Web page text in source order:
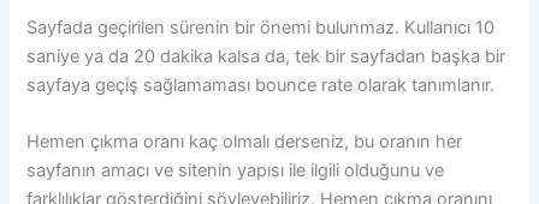
Sayfada geçirilen sürenin bir önemi bulunmaz. Kullanıcı 10
saniye ya da 20 dakika kalsa da, tek bir sayfadan başka bir
sayfaya geçiş sağlamaması bounce rate olarak tanımlanır.
Hemen çıkma oranı kaç olmalı derseniz, bu oranın her
sayfanın amacı ve sitenin yapısı ile ilgili olduğunu ve
farklılıklar gösterdiğini söyleyebiliriz. Hemen çıkma oranını